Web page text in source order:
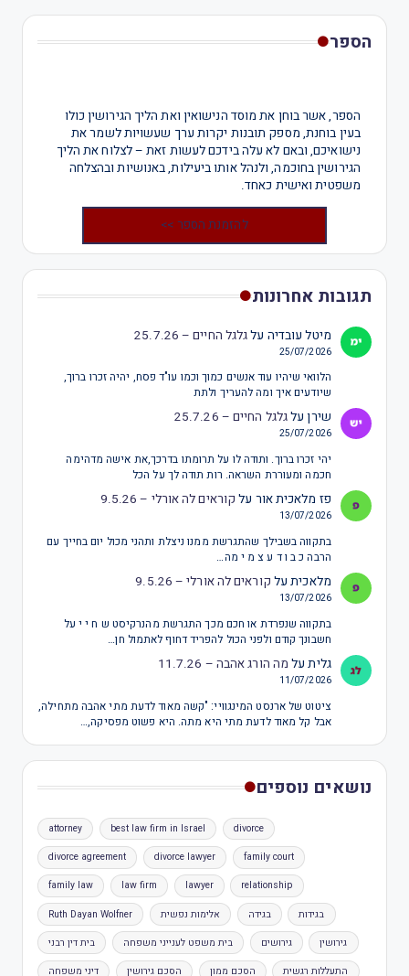
הספר
הספר, אשר בוחן את מוסד הנישואין ואת הליך הגירושין כולו
בעין בוחנת, מספק תובנות יקרות ערך שעשויות לשמר את
נישואיכם, ובאם לא עלה בידכם לעשות זאת – לצלוח את הליך
הגירושין בחוכמה, ולנהל אותו ביעילות, באנושיות ובהצלחה
משפטית ואישית כאחד.
להזמנת הספר >>
תגובות אחרונות
מיטל עובדיה עלגלגל החיים – 25.7.26
25/07/2026
הלוואי שיהיו עוד אנשים כמוך וכמו עו"ד פסח, יהיה זכרו ברוך,
שיודעים איך ומה להעריך ולתת
שירןעלגלגל החיים – 25.7.26
25/07/2026
יהי זכרו ברוך. ותודה לו על תרומתו בדרכך,את אישה מדהימה
חכמה ומעוררת השראה. רות תודה לך על הכל
פז מלאכית אור על קוראים לה אורלי – 9.5.26
13/07/2026
בתקווה בשבילך שהתגרשת ממנו ניצלת ותהני מכול יום בחייך עם
הרבה כ ב ו ד ע צ מ י מה…
מלאכיתעל קוראים לה אורלי – 9.5.26
13/07/2026
בתקווה שנפרדת או חכם מכך התגרשת מהנרקיסט ש ח י י על
חשבונך קודם ולפני הכול להפריד דחוף לאתמול חן…
גליתעל מה הורג אהבה – 11.7.26
11/07/2026
ציטוט של ארנסט המינגוויי: "קשה מאוד לדעת מתי אהבה מתחילה,
אבל קל מאוד לדעת מתי היא מתה. היא פשוט מפסיקה,…
נושאים נוספים
attorney best law firm in Israel divorce
divorce agreement divorce lawyer family court
family law law firm lawyer relationship
Ruth Dayan Wolfner אלימות נפשית בגידה בגידות
בית דין רבני בית משפט לענייני משפחה גירושים גירושין
דיני משפחה הסכם גירושין הסכם ממון התעללות רגשית